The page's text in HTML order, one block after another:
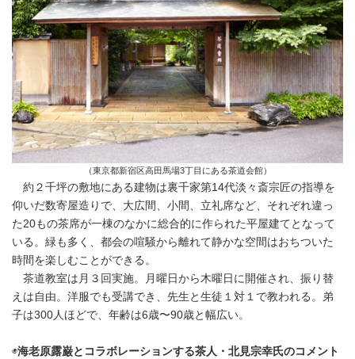
（東京都新宿区高田馬場3丁目にある茶道会館）
約２千坪の敷地にある建物は裏千家第14代淡々斎宗匠の指導を
仰いだ数寄屋造りで、大広間、小間、立礼席など、それぞれ違っ
た20もの茶席が一棟のなかに総合的に作られた平屋建てとなって
いる。緑も多く、都会の喧騒から離れて静かな空間はおちついた
時間を楽しむことができる。
茶道教室は月３回実施。月曜日から木曜日に開催され、振り替
えは自由。洋服でも受講でき、先生と生徒１対１で教われる。弟
子は300人ほどで、年齢は6歳〜90歳と幅広い。
◉海老原露巌とコラボレーションする茶人・北見宗幸氏のコメント